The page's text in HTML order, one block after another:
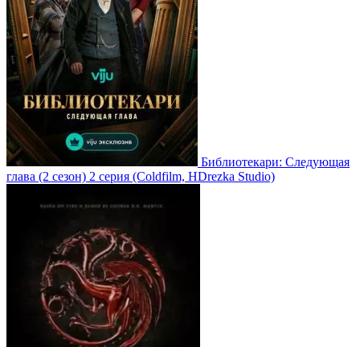
Библиотекари: Следующая
глава (2 сезон) 2 серия (Coldfilm, HDrezka Studio)